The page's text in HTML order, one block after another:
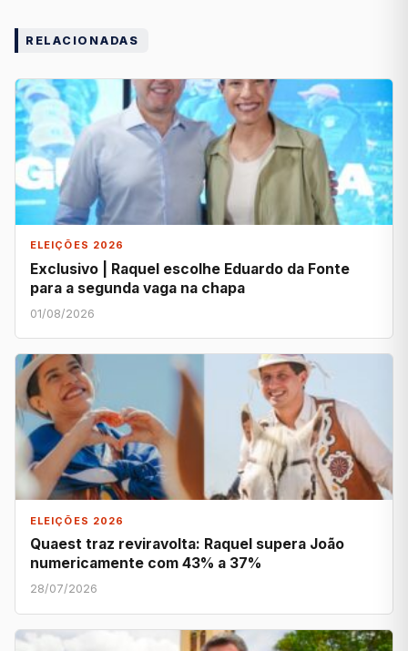
RELACIONADAS
ELEIÇÕES 2026
Exclusivo | Raquel escolhe Eduardo da Fonte
para a segunda vaga na chapa
01/08/2026
ELEIÇÕES 2026
Quaest traz reviravolta: Raquel supera João
numericamente com 43% a 37%
28/07/2026